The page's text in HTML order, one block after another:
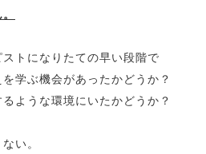
トになりたての早い段階で
学ぶ機会があったかどうか？
ような環境にいたかどうか？
い。